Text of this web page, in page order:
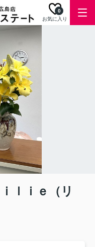
お気に入り
0
ｌｉｅ（リ